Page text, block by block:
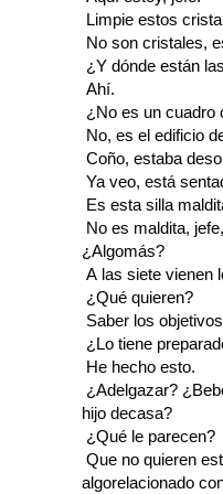
 Limpie estos
 No son cristales,
 ¿Y dónde están
 Ahí.
 ¿No es un
 No, es el edificio
 Coño, estaba
 Ya veo, está
 Es esta silla
 No es maldita,
¿Algomás?
 A las siete
 ¿Qué quieren?
 Saber los
 ¿Lo tiene
 He hecho esto.
 ¿Adelgazar?
hijo decasa?
 ¿Qué le parecen?
 Que no quieren
algorelacionado